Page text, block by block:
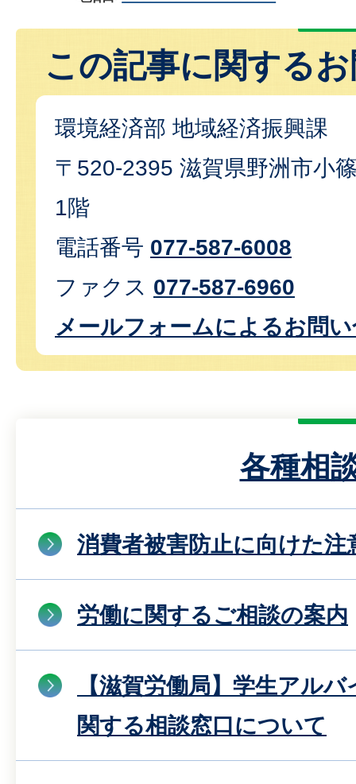
この記事に関する
環境経済部 地域経済振興課
〒520-2395 滋賀県野洲市小
1階
電話番号 077-587-6008
ファクス 077-587-6960
メールフォームによるお問
各種相
消費者被害防止に向けた注
労働に関するご相談の案内
【滋賀労働局】学生アル
関する相談窓口について